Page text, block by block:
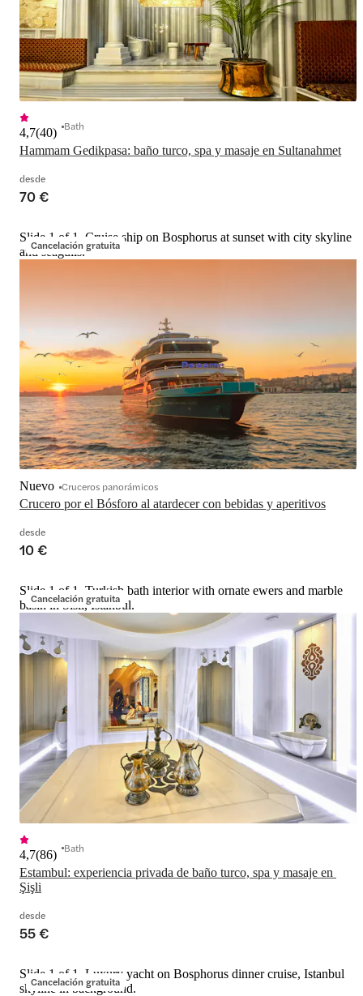
Hammam Gedikpasa: baño turco, spa y masaje en Sultanahmet
4,7(40) Bath
desde
70 €
Cancelación gratuita
Slide 1 of 1, Cruise ship on Bosphorus at sunset with city skyline
and seagulls.
Crucero por el Bósforo al atardecer con bebidas y aperitivos
Nuevo Cruceros panorámicos
desde
10 €
Cancelación gratuita
Slide 1 of 1, Turkish bath interior with ornate ewers and marble
basin in Sisli, Istanbul.
Estambul: experiencia privada de baño turco, spa y masaje en
Şişli
4,7(86) Bath
desde
55 €
Cancelación gratuita
Slide 1 of 1, Luxury yacht on Bosphorus dinner cruise, Istanbul
skyline in background.